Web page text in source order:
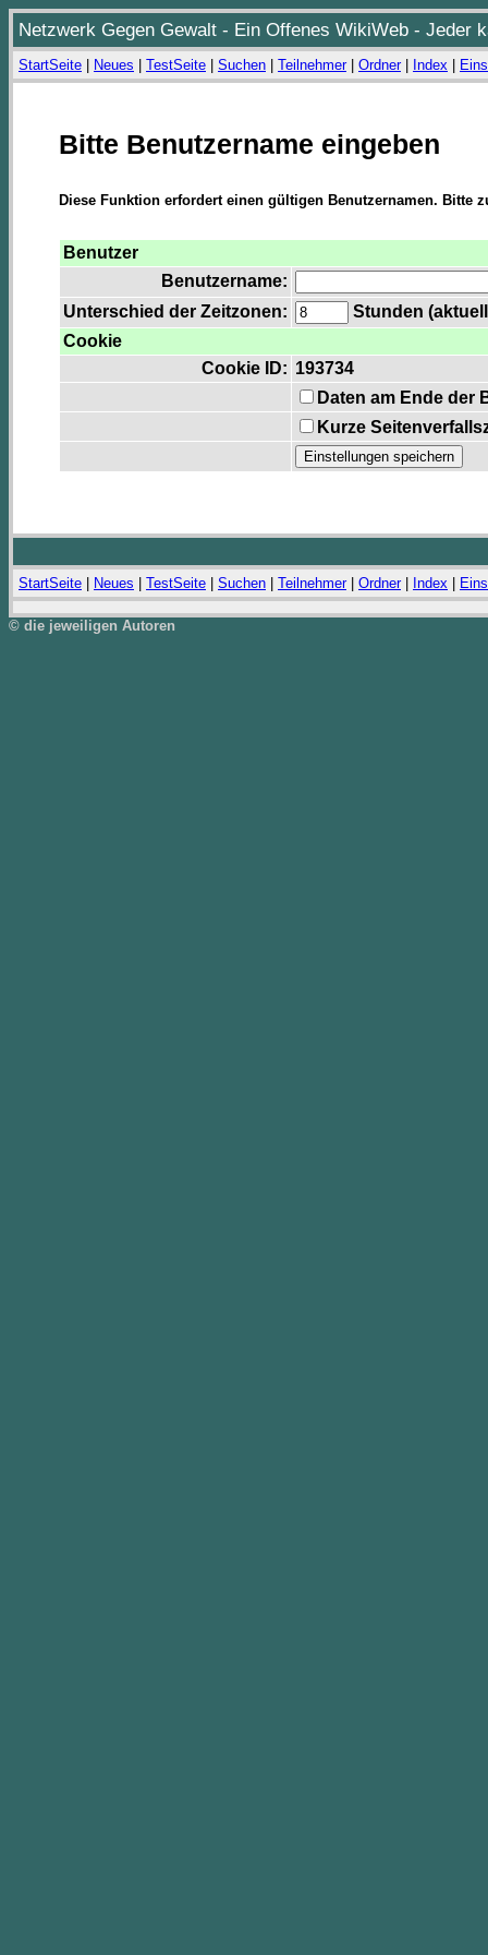
Netzwerk Gegen Gewalt - Ein Offenes WikiWeb - Jeder
StartSeite Neues TestSeite Suchen Teilnehmer| Ordner| Index
Bitte Benutzername eingeben
Diese Funktion erfordert einen gültigen Benutzernamen. Bitte
Benutzer
Benutzername:
Unterschied der Zeitzonen:
Stunden
Cookie
Cookie ID: 193734
Daten am Ende der
Kurze
StartSeite Neues TestSeite Suchen Teilnehmer| Ordner| Index
© die jeweiligen Autoren